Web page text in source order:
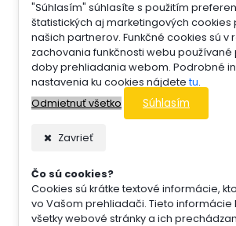
"Súhlasím" súhlasíte s použitím
štatistických aj marketingových cookies
našich partnerov. Funkčné cookies sú v
zachovania funkčnosti webu
doby prehliadania webom. Podrobné
nastavenia ku cookies nájdete tu.
Odmietnuť všetko
Súhlasím
Zavrieť
Čo sú cookies?
Cookies sú krátke textové informácie,
vo Vašom prehliadači. Tieto informácie
všetky webové stránky a ich